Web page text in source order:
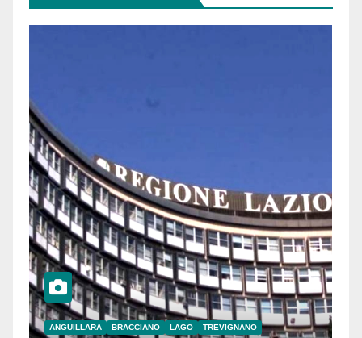
ANGUILLARA BRACCIANO LAGO TREVIGNANO